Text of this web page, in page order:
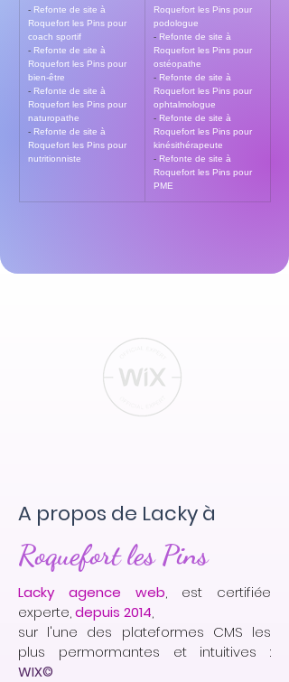
- Refonte de site à
Roquefort les Pins pour
coach sportif
- Refonte de site à
Roquefort les Pins pour
bien-être
- Refonte de site à
Roquefort les Pins pour
naturopathe
- Refonte de site à
Roquefort les Pins pour
nutritionniste
Roquefort les Pins pour
podologue
- Refonte de site à
Roquefort les Pins pour
ostéopathe
- Refonte de site à
Roquefort les Pins pour
ophtalmologue
- Refonte de site à
Roquefort les Pins pour
kinésithérapeute
- Refonte de site à
Roquefort les Pins pour
PME
A propos de Lacky à
Roquefort les Pins
Lacky agence web, est certifiée
experte,depuis 2014,
sur l'une des plateformes CMS les
plus permormantes et intuitives :
WIX©